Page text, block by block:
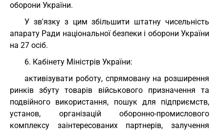
оборони України.
У зв'язку з цим збільшити штатну чисельність
апарату Ради національної безпеки і оборони України
на 27 осіб.
6. Кабінету Міністрів України:
активізувати роботу, спрямовану на розширення
ринків збуту товарів військового призначення та
подвійного використання, пошук для підприємств,
установ, організацій оборонно-промислового
комплексу заінтересованих партнерів, залучення